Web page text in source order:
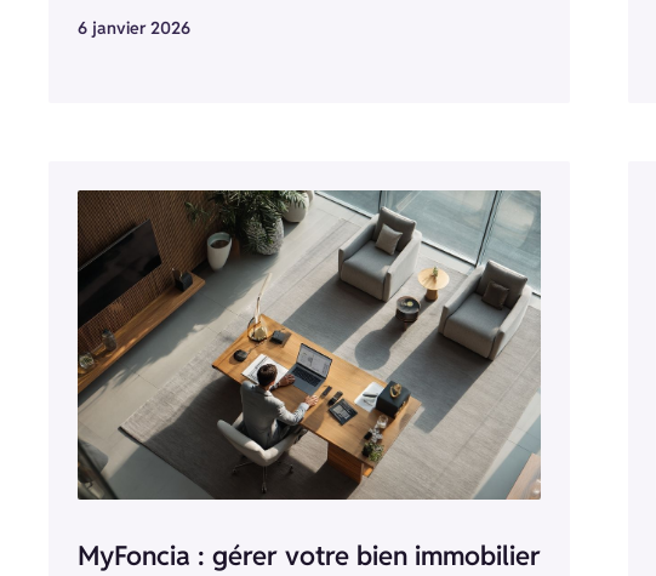
6 janvier 2026
MyFoncia : gérer votre bien immobilier